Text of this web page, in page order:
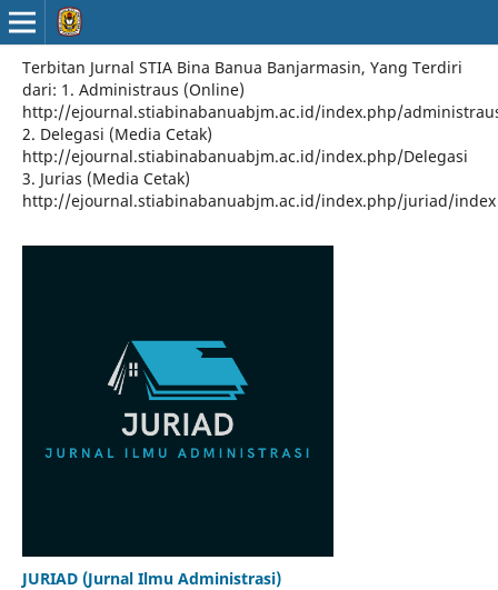
Terbitan Jurnal STIA Bina Banua Banjarmasin, Yang Terdiri
dari: 1. Administraus (Online)
http://ejournal.stiabinabanuabjm.ac.id/index.php/
2. Delegasi (Media Cetak)
http://ejournal.stiabinabanuabjm.ac.id/index.php/Delegasi
3. Jurias (Media Cetak)
http://ejournal.stiabinabanuabjm.ac.id/index.php/juriad/index
JURIAD (Jurnal Ilmu Administrasi)